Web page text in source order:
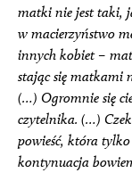
matki nie jest taki,
w macierzyństwo
innych kobiet –
stając się matkami
(…) Ogromnie się
czytelnika. (…)
powieść, która
kontynuacja